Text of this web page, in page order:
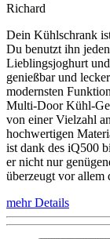
Richard
Dein Kühlschrank
Du benutzt ihn
Lieblingsjoghurt
genießbar und
modernsten
Multi-Door Kühl-
von einer Vielzahl
hochwertigen
ist dank des iQ500
er nicht nur
überzeugt vor allem
mehr Details